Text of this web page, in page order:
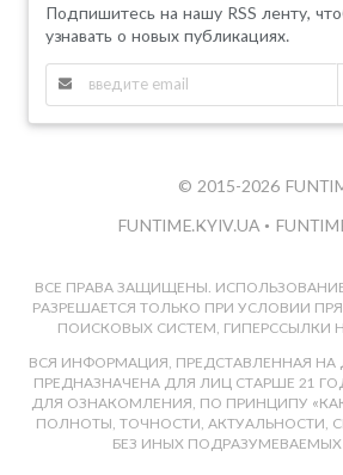
Подпишитесь на нашу RSS ленту,
узнавать о новых публикациях.
© 2015-2026
FUNTIME.KYIV.UA •
ВСЕ ПРАВА ЗАЩИЩЕНЫ.
РАЗРЕШАЕТСЯ ТОЛЬКО ПРИ УСЛОВИИ
ПОИСКОВЫХ СИСТЕМ, ГИПЕРССЫЛКИ
ВСЯ ИНФОРМАЦИЯ, ПРЕДСТАВЛЕННАЯ НА
ПРЕДНАЗНАЧЕНА ДЛЯ ЛИЦ СТАРШЕ 21
ДЛЯ ОЗНАКОМЛЕНИЯ, ПО ПРИНЦИПУ «КАК
ПОЛНОТЫ, ТОЧНОСТИ, АКТУАЛЬНОСТИ,
БЕЗ ИНЫХ ПОДРАЗУМЕВАЕМЫХ